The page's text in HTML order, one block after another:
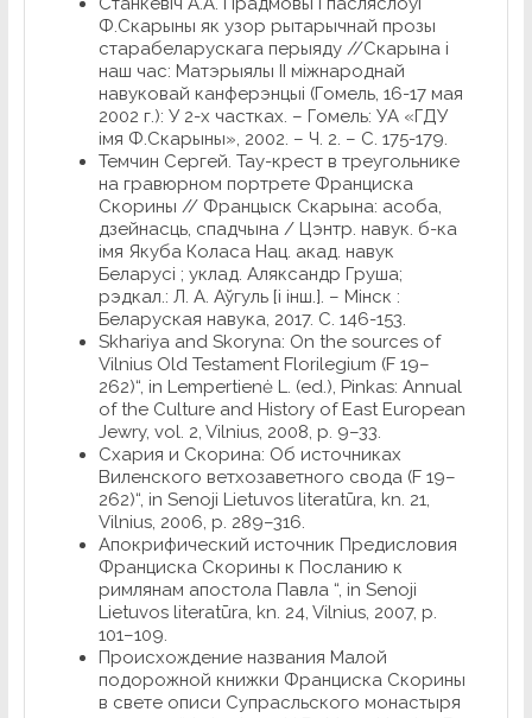
Ф.Скарыны як узор рытарычнай прозы
старабеларускага перыяду //Скарына і
наш час: Матэрыялы ІІ міжнароднай
навуковай канферэнцыі (Гомель, 16-17 мая
2002 г.): У 2-х частках. – Гомель: УА «ГДУ
імя Ф.Скарыны», 2002. – Ч. 2. – С. 175-179.
Темчин Сергей. Тау-крест в треугольнике
на гравюрном портрете Франциска
Скорины // Францыск Скарына: асоба,
дзейнасць, спадчына / Цэнтр. навук. б-ка
імя Якуба Коласа Нац. акад. навук
Беларусі ; уклад. Аляксандр Груша;
рэдкал.: Л. А. Аўгуль [і інш.]. – Мінск :
Беларуская навука, 2017. С. 146-153.
Skhariya and Skoryna: On the sources of
Vilnius Old Testament Florilegium (F 19–
262)“, in Lempertienė L. (ed.), Pinkas: Annual
of the Culture and History of East European
Jewry, vol. 2, Vilnius, 2008, p. 9–33.
Схария и Скорина: Об источниках
Виленского ветхозаветного свода (F 19–
262)“, in Senoji Lietuvos literatūra, kn. 21,
Vilnius, 2006, p. 289–316.
Апокрифический источник Предисловия
Франциска Скорины к Посланию к
римлянам апостола Павла “, in Senoji
Lietuvos literatūra, kn. 24, Vilnius, 2007, p.
101–109.
Происхождение названия Малой
подорожной книжки Франциска Скорины
в свете описи Супрасльского монастыря